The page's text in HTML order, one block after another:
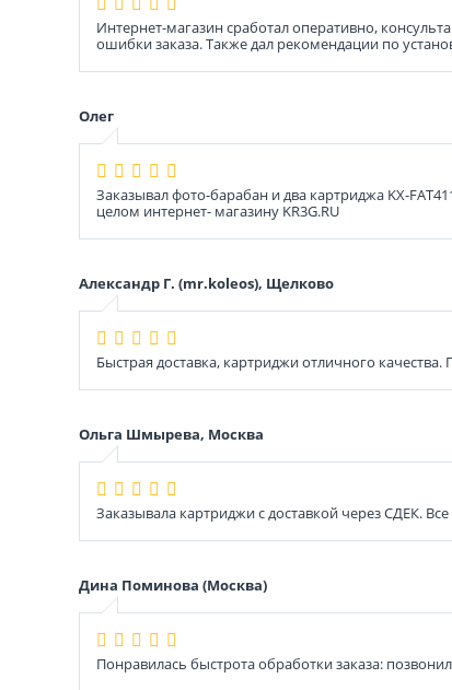
Интернет-магазин сработал оперативно,
ошибки заказа. Также дал рекомендации по
Олег
Заказывал фото-барабан и два картриджа KX-
целом интернет- магазину KR3G.RU
Александр Г. (mr.koleos), Щелково
Быстрая доставка, картриджи отличного
Ольга Шмырева, Москва
Заказывала картриджи с доставкой через СДЕК.
Дина Поминова (Москва)
Понравилась быстрота обработки заказа: